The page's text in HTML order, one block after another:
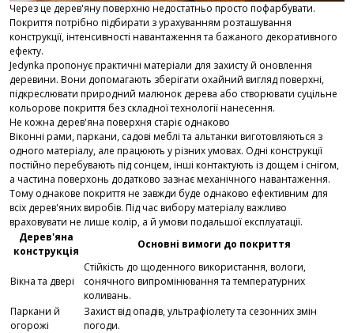
Через це дерев'яну поверхню недостатньо просто пофарбувати.
Покриття потрібно підбирати з урахуванням розташування
конструкції, інтенсивності навантаження та бажаного декоративного
ефекту.
Jedynka пропонує практичні матеріали для захисту й оновлення
деревини. Вони допомагають зберігати охайний вигляд поверхні,
підкреслювати природний малюнок дерева або створювати суцільне
кольорове покриття без складної технології нанесення.
Не кожна дерев'яна поверхня старіє однаково
Віконні рами, паркани, садові меблі та альтанки виготовляються з
одного матеріалу, але працюють у різних умовах. Одні конструкції
постійно перебувають під сонцем, інші контактують із дощем і снігом,
а частина поверхонь додатково зазнає механічного навантаження.
Тому однакове покриття не завжди буде однаково ефективним для
всіх дерев'яних виробів. Під час вибору матеріалу важливо
враховувати не лише колір, а й умови подальшої експлуатації.
Дерев'яна
конструкція
Основні вимоги до покриття
Вікна та двері
Стійкість до щоденного використання, вологи,
сонячного випромінювання та температурних
коливань.
Паркани й
огорожі
Захист від опадів, ультрафіолету та сезонних змін
погоди.